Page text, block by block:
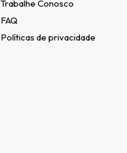
Trabalhe Conosco
FAQ
Políticas de privacidade